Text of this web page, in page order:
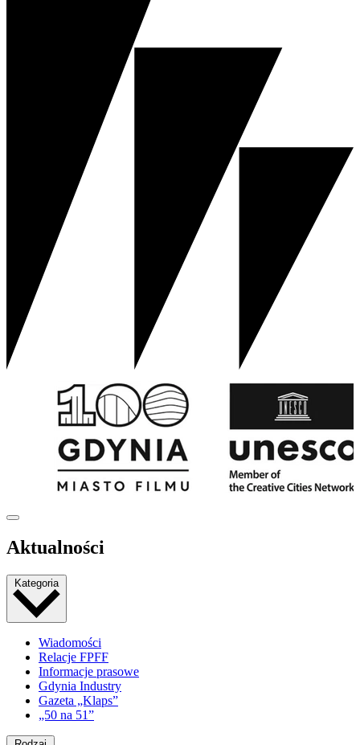
Aktualności
Kategoria
Wiadomości
Relacje FPFF
Informacje prasowe
Gdynia Industry
Gazeta „Klaps”
„50 na 51”